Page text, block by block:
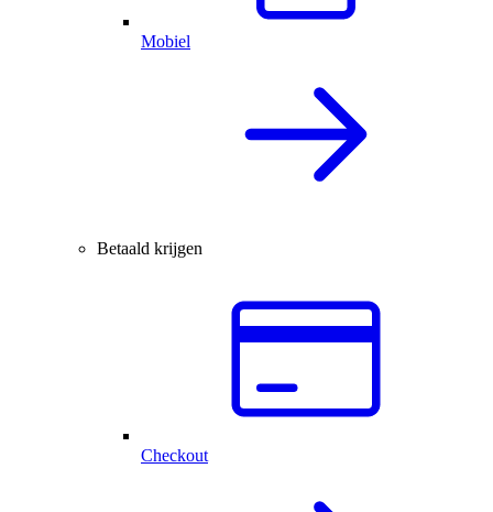
Mobiel
Betaald krijgen
Checkout